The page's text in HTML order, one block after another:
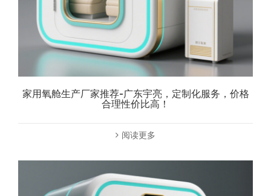
家用氧舱生产厂家推荐-广东宇亮，定制化服务，价格
合理性价比高！
阅读更多